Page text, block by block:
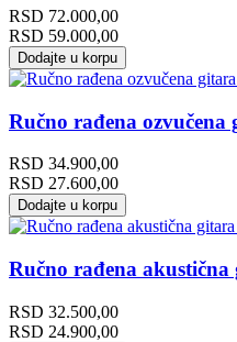
RSD 72.000,00
RSD 59.000,00
Dodajte u korpu
Ručno rađena ozvučena
RSD 34.900,00
RSD 27.600,00
Dodajte u korpu
Ručno rađena akustična
RSD 32.500,00
RSD 24.900,00